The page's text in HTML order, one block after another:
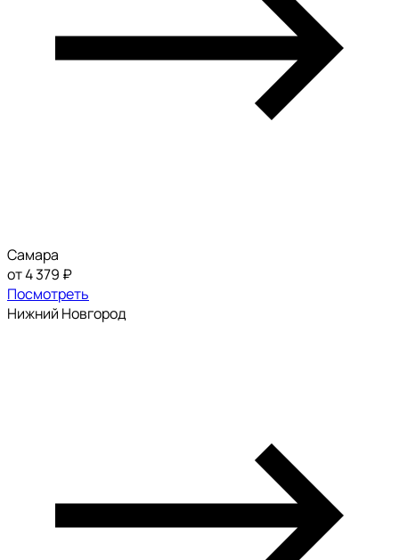
Самара
от 4 379 ₽
Посмотреть
Нижний Новгород